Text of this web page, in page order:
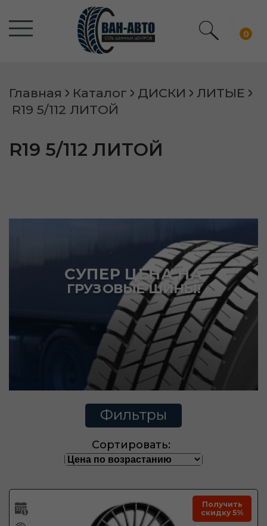
0
Главная Каталог ДИСКИ
ЛИТЫЕ
R19 5/112 ЛИТОЙ
R19 5/112 ЛИТОЙ
СУПЕР ЦЕНА НА
ГРУЗОВЫЕ ШИНЫ!
Фильтры
Сортировать:
Получить
скидку 5%